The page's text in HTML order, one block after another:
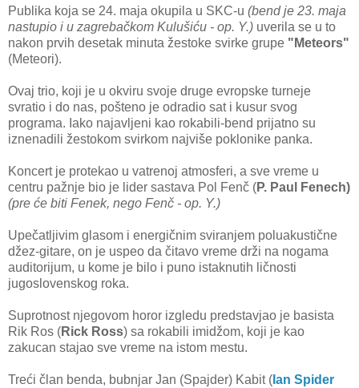
Publika koja se 24. maja okupila u SKC-u (bend je 23. maja
nastupio i u zagrebačkom Kulušiću - op. Y.) uverila se u to
nakon prvih desetak minuta žestoke svirke grupe "Meteors"
(Meteori).
Ovaj trio, koji je u okviru svoje druge evropske turneje
svratio i do nas, pošteno je odradio sat i kusur svog
programa. Iako najavljeni kao rokabili-bend prijatno su
iznenadili žestokom svirkom najviše poklonike panka.
Koncert je protekao u vatrenoj atmosferi, a sve vreme u
centru pažnje bio je lider sastava Pol Fenč (P. Paul Fenech)
(pre će biti Fenek, nego Fenč - op. Y.)
Upečatljivim glasom i energičnim sviranjem poluakustične
džez-gitare, on je uspeo da čitavo vreme drži na nogama
auditorijum, u kome je bilo i puno istaknutih ličnosti
jugoslovenskog roka.
Suprotnost njegovom horor izgledu predstavjao je basista
Rik Ros (Rick Ross) sa rokabili imidžom, koji je kao
zakucan stajao sve vreme na istom mestu.
Treći član benda, bubnjar Jan (Spajder) Kabit ( Ian Spider